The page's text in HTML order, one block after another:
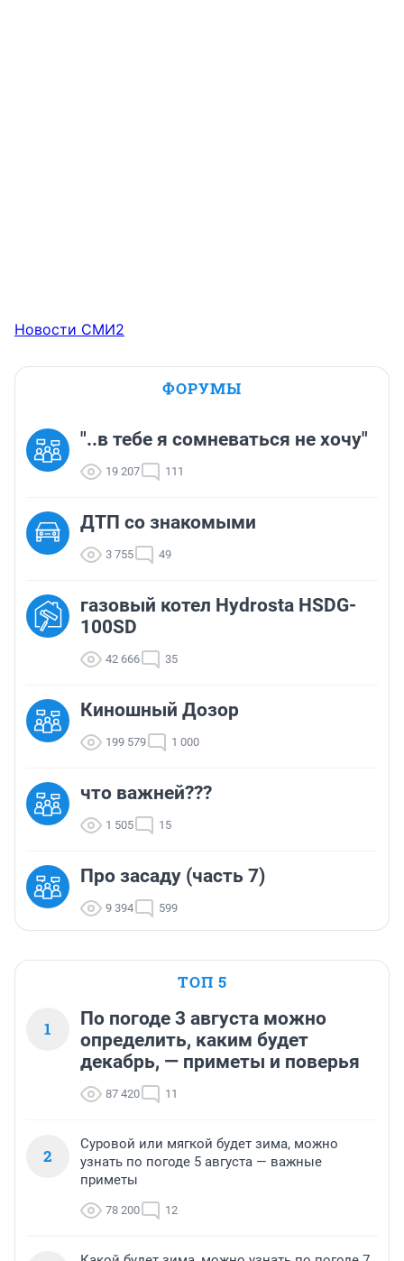
Новости СМИ2
ФОРУМЫ
"..в тебе я сомневаться не хочу"
19 207 111
ДТП со знакомыми
3 755 49
газовый котел Hydrosta HSDG-
100SD
42 666 35
Киношный Дозор
199 579 1 000
что важней???
1 505 15
Про засаду (часть 7)
9 394 599
ТОП 5
1
По погоде 3 августа можно
определить, каким будет
декабрь, — приметы и поверья
87 420 11
2
Суровой или мягкой будет зима, можно
узнать по погоде 5 августа — важные
приметы
78 200 12